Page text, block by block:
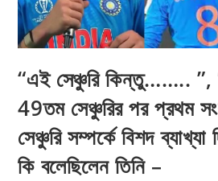
“এই সেঞ্চুরি কিন্তু…….. ”,
49তম সেঞ্চুরির পর প্রথম
সেঞ্চুরি সম্পর্কে বিশদ
কি বলেছিলেন তিনি –